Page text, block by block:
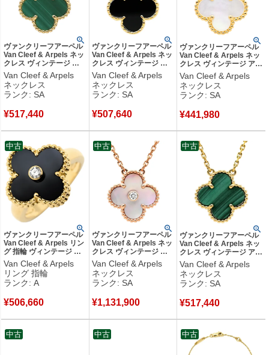
ヴァンクリーフアーペル
Van Cleef & Arpels ネッ
クレス ヴィンテージ ア
ルハンブラ グリーン×イ
エローゴールド 750 18K
緑 マラカイト
VCARO9VA00 【修理証
品
Van Cleef & Arpels
ネックレス
ランク: SA
¥517,440
ヴァンクリーフアーペル
Van Cleef & Arpels ネッ
クレス ヴィンテージ ア
ルハンブラ ペンダント
ブラック×イエローゴー
ルド Au750 18K 黒 オニ
キス 旧型 【修理証明
Van Cleef & Arpels
ネックレス
ランク: SA
¥507,640
ヴァンクリーフアーペル
Van Cleef & Arpels ネッ
クレス ヴィンテージ アル
ハンブラ ペンダント パー
ルホワイト×イエローゴ
ールド 白 750 18K YG シ
ェル VCARA45900 【修
同様品
Van Cleef & Arpels
ネックレス
ランク: SA
¥441,980
ヴァンクリーフアーペル
Van Cleef & Arpels リン
グ 指輪 ヴィンテージ ア
ルハンブラ ブラックXイ
エローゴールド
#51(JP11) 1Pダイヤ オ
ニキス 11号
明書】 【中古】中古美品
Van Cleef & Arpels
リング 指輪
ランク: A
¥506,660
中古
ヴァンクリーフアーペル
Van Cleef & Arpels ネッ
クレス ヴィンテージ ア
ルハンブラ ピンクXロー
ズゴールド 2025年ホリ
デー限定 ピンクシェル
1Pダイヤ 18K
新品同様品
Van Cleef & Arpels
ネックレス
ランク: SA
¥1,131,900
中古
ヴァンクリーフアーペル
Van Cleef & Arpels ネッ
クレス ヴィンテージ アル
ハンブラ グリーン×イエ
ローゴールド 750 18K 緑
マラカイト マット
VCARO9VA00 【修理証
品
Van Cleef & Arpels
ネックレス
ランク: SA
¥517,440
中古
中古 中古 中古